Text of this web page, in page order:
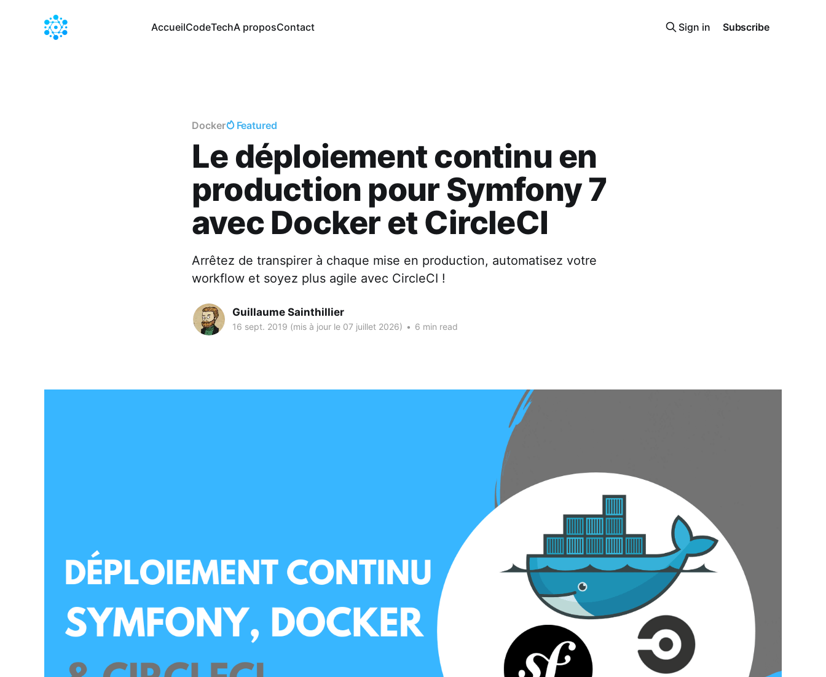
AccueilCodeTechA proposContact Sign in Subscribe
Docker Featured
Le déploiement continu en
production pour Symfony 7
avec Docker et CircleCI
Arrêtez de transpirer à chaque mise en production, automatisez votre
workflow et soyez plus agile avec CircleCI !
Guillaume Sainthillier
16 sept. 2019 (mis à jour le 07 juillet 2026) • 6 min read